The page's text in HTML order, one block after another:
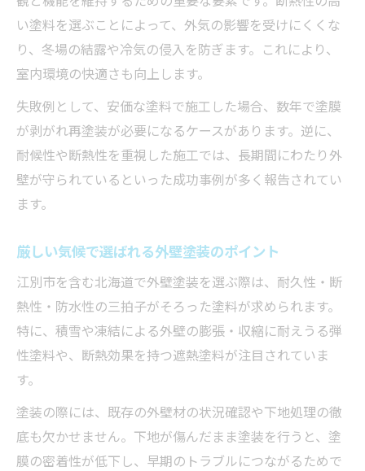
い塗料を選ぶことによって、外気の影響を受けにくくな
り、冬場の結露や冷気の侵入を防ぎます。これにより、
室内環境の快適さも向上します。
失敗例として、安価な塗料で施工した場合、数年で塗膜
が剥がれ再塗装が必要になるケースがあります。逆に、
耐候性や断熱性を重視した施工では、長期間にわたり外
壁が守られているといった成功事例が多く報告されてい
ます。
厳しい気候で選ばれる外壁塗装のポイント
江別市を含む北海道で外壁塗装を選ぶ際は、耐久性・断
熱性・防水性の三拍子がそろった塗料が求められます。
特に、積雪や凍結による外壁の膨張・収縮に耐えうる弾
性塗料や、断熱効果を持つ遮熱塗料が注目されていま
す。
塗装の際には、既存の外壁材の状況確認や下地処理の徹
底も欠かせません。下地が傷んだまま塗装を行うと、塗
膜の密着性が低下し、早期のトラブルにつながるためで